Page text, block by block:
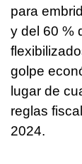
para
y del 60 %
golpe
lugar de
reglas
2024.